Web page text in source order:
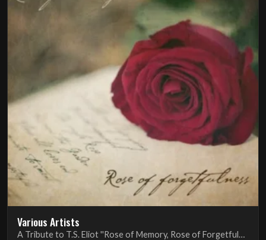
Various Artists
A Tribute to T.S. Eliot ''Rose of Memory, Rose of Forgetfulness''